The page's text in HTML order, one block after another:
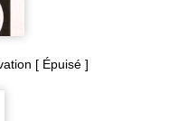
[ Épuisé ]